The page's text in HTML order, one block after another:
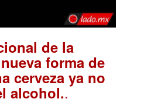
de la
forma de
cerveza ya no
alcohol..